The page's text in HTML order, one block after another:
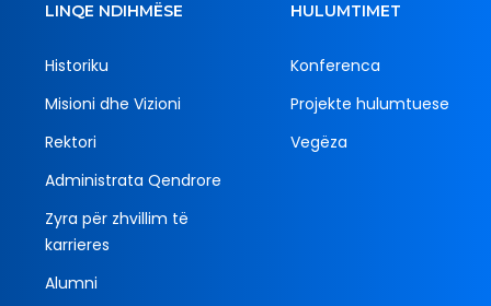
LINQE NDIHMËSE
Historiku
Misioni dhe Vizioni
Rektori
Administrata Qendrore
Zyra për zhvillim të
karrieres
Alumni
HULUMTIMET
Konferenca
Projekte hulumtuese
Vegëza